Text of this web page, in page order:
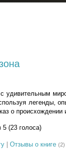
с удивительным
легенды,
о
5 (23 голоса)
| Отзывы о книге (2)